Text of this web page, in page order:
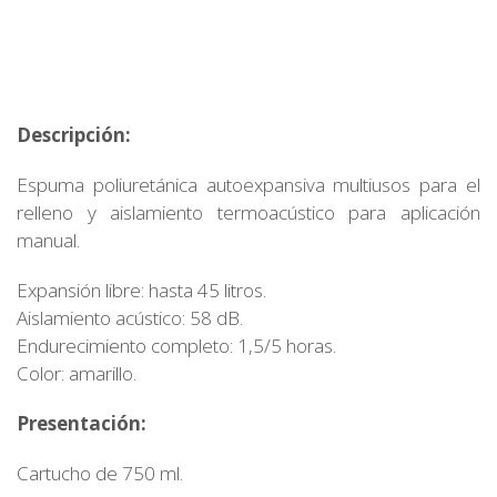
Descripción:
Espuma poliuretánica autoexpansiva multiusos para el
relleno y aislamiento termoacústico para aplicación
manual.
Expansión libre: hasta 45 litros.
Aislamiento acústico: 58 dB.
Endurecimiento completo: 1,5/5 horas.
Color: amarillo.
Presentación:
Cartucho de 750 ml.